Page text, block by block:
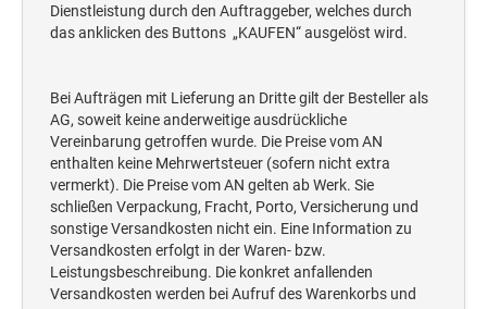
Office Printy englisch
Office Printy französisch
Deine Dinge Stempel
Olchi
PRÄGEZANGEN
TÜTLE - MIT LIEBE EINGEPACKT
Dienstleistung durch den Auftraggeber, welches durch
das anklicken des Buttons „KAUFEN“ ausgelöst wird.
Bei Aufträgen mit Lieferung an Dritte gilt der Besteller als
AG, soweit keine anderweitige ausdrückliche
Vereinbarung getroffen wurde. Die Preise vom AN
enthalten keine Mehrwertsteuer (sofern nicht extra
vermerkt). Die Preise vom AN gelten ab Werk. Sie
schließen Verpackung, Fracht, Porto, Versicherung und
sonstige Versandkosten nicht ein. Eine Information zu
Versandkosten erfolgt in der Waren- bzw.
Leistungsbeschreibung. Die konkret anfallenden
Versandkosten werden bei Aufruf des Warenkorbs und